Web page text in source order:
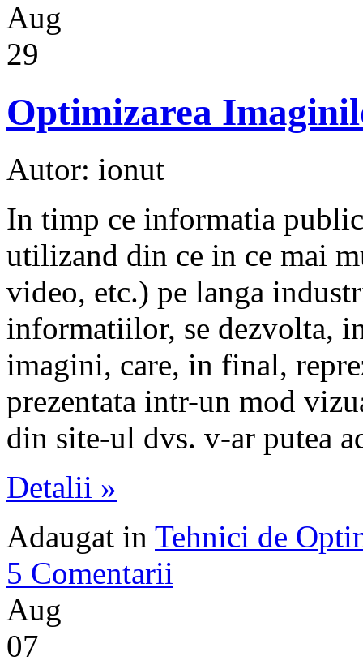
Aug
29
Optimizarea
Autor: ionut
In timp ce informatia
utilizand din ce in ce mai
video, etc.) pe langa
informatiilor, se dezvolta,
imagini, care, in final,
prezentata intr-un mod
din site-ul dvs. v-ar putea
Detalii »
Adaugat in Tehnici de
5 Comentarii
Aug
07